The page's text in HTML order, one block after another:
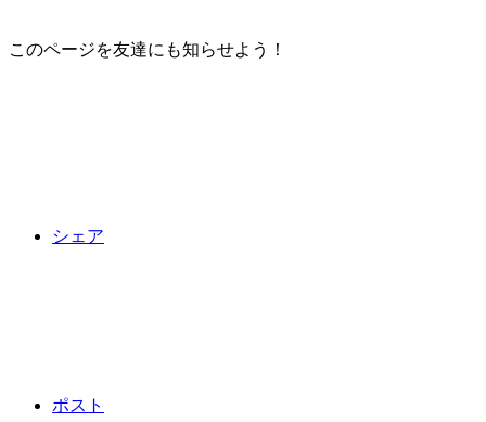
このページを友達にも知らせよう！
シェア
ポスト